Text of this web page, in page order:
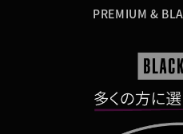
PREMIUM &